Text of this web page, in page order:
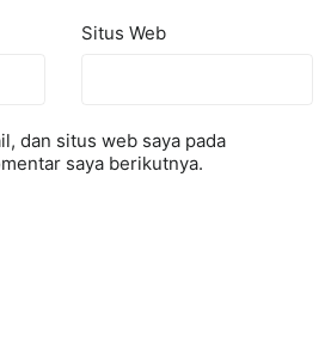
Situs Web
dan situs web saya pada
saya berikutnya.